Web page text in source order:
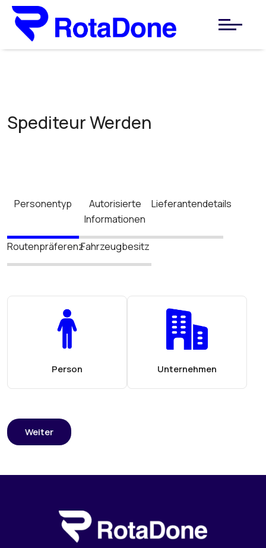
Spediteur Werden
Personentyp
Autorisierte
Informationen
Lieferantendetails
RoutenpräferenzFahrzeugbesitz
Person Unternehmen
Weiter